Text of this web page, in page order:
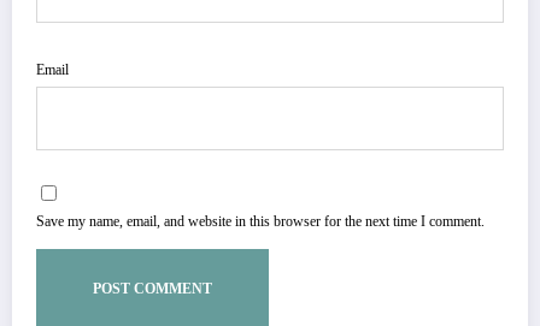
Email
Save my name, email, and website in this browser for the next time I comment.